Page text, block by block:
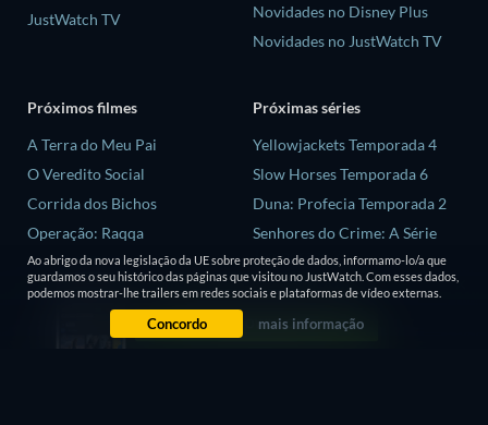
JustWatch TV
Novidades no Disney Plus
Novidades no JustWatch TV
Próximos filmes
A Terra do Meu Pai
O Veredito Social
Corrida dos Bichos
Operação: Raqqa
Diva Futura
Próximas séries
Yellowjackets Temporada 4
Slow Horses Temporada 6
Duna: Profecia Temporada 2
Senhores do Crime: A Série
Temporada 2
Love is Blind: Reino Unido
Temporada 3
Ao abrigo da nova legislação da UE sobre proteção de dados, informamo-lo/a que
guardamos o seu histórico das páginas que visitou no JustWatch. Com esses dados,
podemos mostrar-lhe trailers em redes sociais e plataformas de vídeo externas.
Concordo mais informação